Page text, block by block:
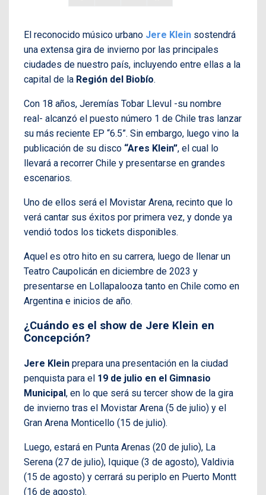
El reconocido músico urbano Jere Klein sostendrá
una extensa gira de invierno por las principales
ciudades de nuestro país, incluyendo entre ellas a la
capital de la Región del Biobío.
Con 18 años, Jeremías Tobar Llevul -su nombre
real- alcanzó el puesto número 1 de Chile tras lanzar
su más reciente EP “6.5”. Sin embargo, luego vino la
publicación de su disco “Ares Klein”, el cual lo
llevará a recorrer Chile y presentarse en grandes
escenarios.
Uno de ellos será el Movistar Arena, recinto que lo
verá cantar sus éxitos por primera vez, y donde ya
vendió todos los tickets disponibles.
Aquel es otro hito en su carrera, luego de llenar un
Teatro Caupolicán en diciembre de 2023 y
presentarse en Lollapalooza tanto en Chile como en
Argentina e inicios de año.
¿Cuándo es el show de Jere Klein en
Concepción?
Jere Klein prepara una presentación en la ciudad
penquista para el 19 de julio en el Gimnasio
Municipal, en lo que será su tercer show de la gira
de invierno tras el Movistar Arena (5 de julio) y el
Gran Arena Monticello (15 de julio).
Luego, estará en Punta Arenas (20 de julio), La
Serena (27 de julio), Iquique (3 de agosto), Valdivia
(15 de agosto) y cerrará su periplo en Puerto Montt
(16 de agosto).